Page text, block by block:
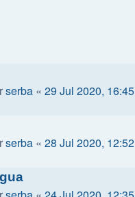
serba « 29 Jul 2020, 16:45
serba « 28 Jul 2020, 12:52